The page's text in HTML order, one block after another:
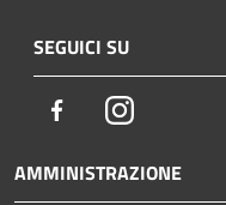
SEGUICI SU
FacebookInstagram
AMMINISTRAZIONE